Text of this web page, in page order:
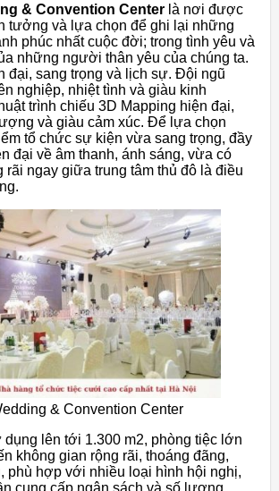
& Convention Center là nơi được
tưởng và lựa chọn để ghi lại những
phúc nhất cuộc đời; trong tình yêu và
những người thân yêu của chúng ta.
đại, sang trọng và lịch sự. Đội ngũ
nghiệp, nhiệt tình và giàu kinh
trình chiếu 3D Mapping hiện đại,
và giàu cảm xúc. Để lựa chọn
tổ chức sự kiện vừa sang trọng, đầy
đại về âm thanh, ánh sáng, vừa có
rãi ngay giữa trung tâm thủ đô là điều
& Convention Center
lên tới 1.300 m2, phòng tiệc lớn
không gian rộng rãi, thoáng đãng,
phù hợp với nhiều loại hình hội nghị,
cung cấp ngân sách và số lượng